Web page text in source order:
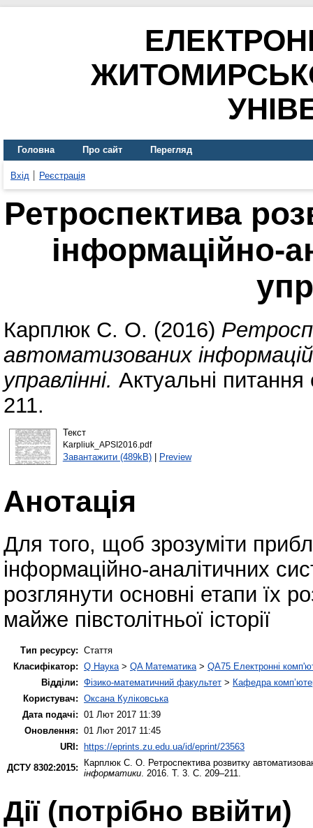
Головна Про сайт Перегляд
Вхід Реєстрація
Ретроспектива
інформаційно-
Карплюк С. О. (2016)
автоматизованих
управлінні. Актуальні
211.
Текст
Karpliuk_APSI2016.pdf
Завантажити (489kB)| Preview
Анотація
Для того, щоб зрозуміти
інформаційно-аналітичних
розглянути основні етапи їх
майже півстолітньої історії
Тип ресурсу: Стаття
Класифікатор: Q Наука > QA Математика > QA75 Електронні
Відділи: Фізико-математичний факультет > Кафедра
Користувач: Оксана Куліковська
Дата подачі: 01 Лют 2017 11:39
Оновлення: 01 Лют 2017 11:45
URI: https://eprints.zu.edu.ua/id/eprint/23563
ДСТУ 8302:2015:
Карплюк С. О. Ретроспектива розвитку
інформатики . 2016. Т. 3. С. 209–211.
Дії ​​(потрібно ввійти)